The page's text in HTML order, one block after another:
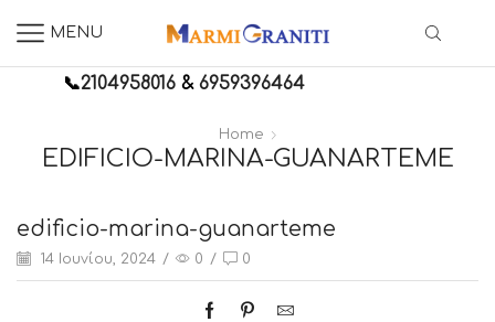
MENU
📞2104958016 &6959396464
Home
EDIFICIO-MARINA-GUANARTEME
edificio-marina-guanarteme
14 Ιουνίου, 2024 / 0 / 0